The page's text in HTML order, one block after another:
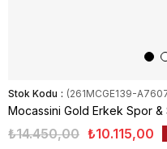
Stok Kodu (261MCGE139-
Mocassini Gold Erkek Spor
₺14.450,00 ₺10.115,00